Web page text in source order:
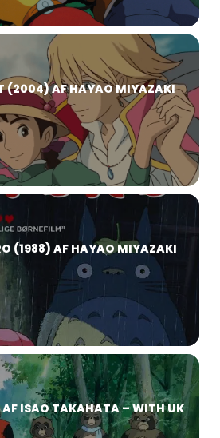
(2004) AF HAYAO MIYAZAKI
(1988) AF HAYAO MIYAZAKI
ISAO TAKAHATA – WITH UK